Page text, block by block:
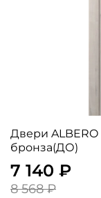
Двери
бронза(ДО)
7 140 ₽
8 568 ₽